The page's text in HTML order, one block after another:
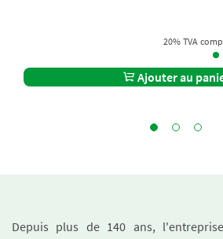
20% TVA
Ajouter au
Depuis plus de 140 ans,